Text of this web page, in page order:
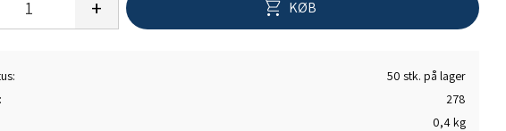
+ KØB
50 stk. på lager
278
0,4 kg